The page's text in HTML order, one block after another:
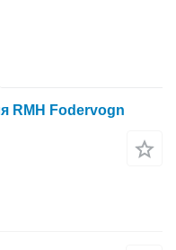
RMH Fodervogn